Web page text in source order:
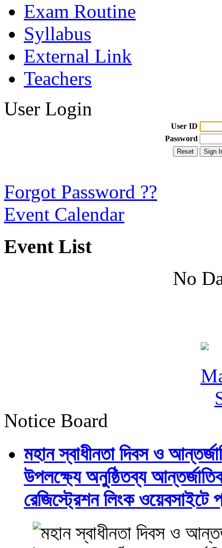
Exam Routine
Syllabus
External Link
Teachers
User Login
User ID
Password
Forgot Password ??
Event Calendar
Event List
No
Notice Board
মহান স্বাধীনতা দিবস ও
উপলক্ষ্যে অনুষ্ঠিতব্য
রেজিস্ট্রেশন লিংক ওয়েবসাইটে